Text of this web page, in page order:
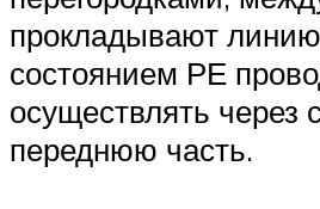
прокладывают
состоянием РЕ
осуществлять через
переднюю часть.